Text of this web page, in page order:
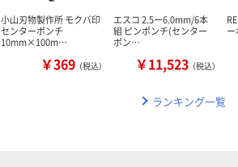
小山刃物製作所 モクバ印
センターポンチ
10mm×100m…
￥369 （税込）
エスコ 2.5ー6.0mm/6本
組 ピンポンチ(センター
ポン…
￥11,523 （税込）
ランキング一覧